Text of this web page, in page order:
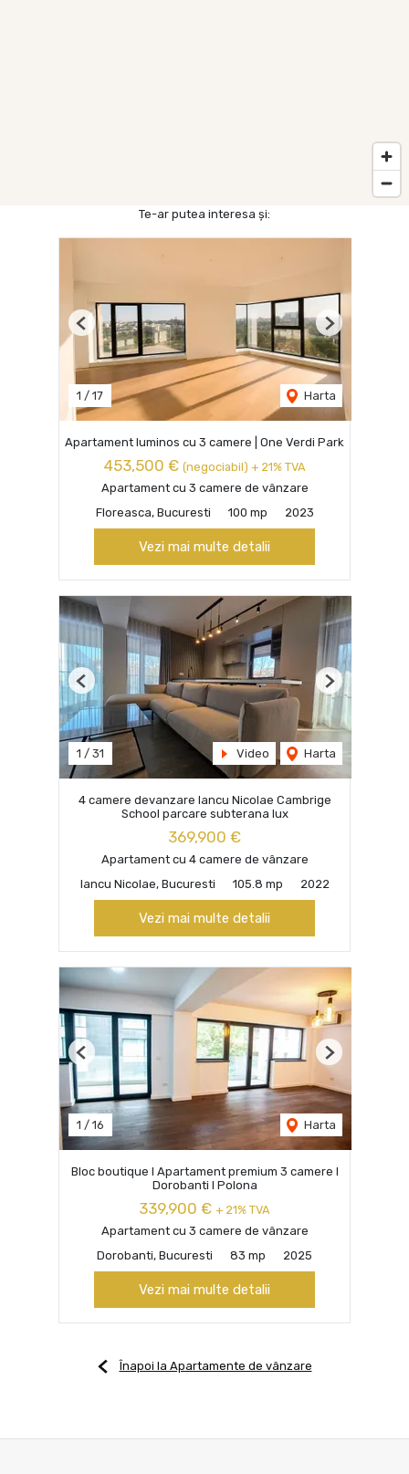
Te-ar putea interesa și:
1 / 17 Harta
Previous Next
Apartament luminos cu 3 camere | One Verdi Park
453,500 € (negociabil) + 21% TVA
Apartament cu 3 camere de vânzare
Floreasca, Bucuresti
100 mp 2023
Vezi mai multe detalii
1 / 31 Video Harta
Previous Next
4 camere devanzare Iancu Nicolae Cambrige
School parcare subterana lux
369,900 €
Apartament cu 4 camere de vânzare
Iancu Nicolae, Bucuresti
105.8 mp 2022
Vezi mai multe detalii
1 / 16 Harta
Previous Next
Bloc boutique I Apartament premium 3 camere I
Dorobanti I Polona
339,900 € + 21% TVA
Apartament cu 3 camere de vânzare
Dorobanti, Bucuresti
83 mp 2025
Vezi mai multe detalii
Înapoi la Apartamente de vânzare